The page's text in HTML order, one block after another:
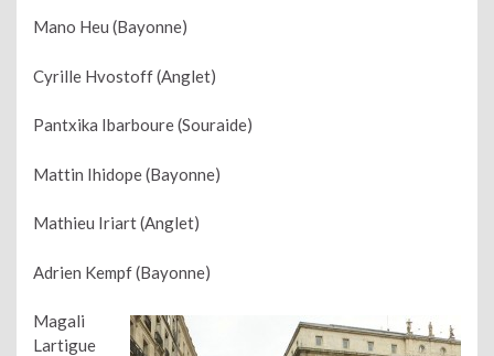
Mano Heu (Bayonne)
Cyrille Hvostoff (Anglet)
Pantxika Ibarboure (Souraide)
Mattin Ihidope (Bayonne)
Mathieu Iriart (Anglet)
Adrien Kempf (Bayonne)
Magali
Lartigue